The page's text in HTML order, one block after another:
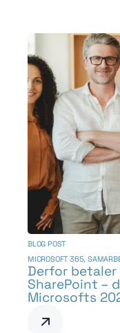
BLOG POST
MICROSOFT 365,
Derfor
SharePoint –
Microsofts